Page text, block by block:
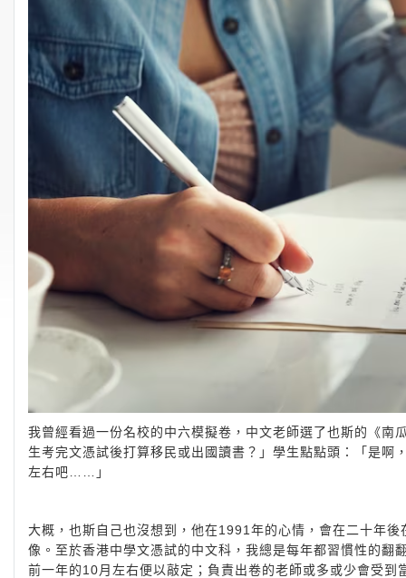
我曾經看過一份名校的中六模擬卷，中文老師選了也斯的《
生考完文憑試後打算移民或出國讀書？」學生點點頭：「是
左右吧……」
大概，也斯自己也沒想到，他在1991年的心情，會在二十年
像。至於香港中學文憑試的中文科，我總是每年都習慣性的
前一年的10月左右便以敲定；負責出卷的老師或多或少會受